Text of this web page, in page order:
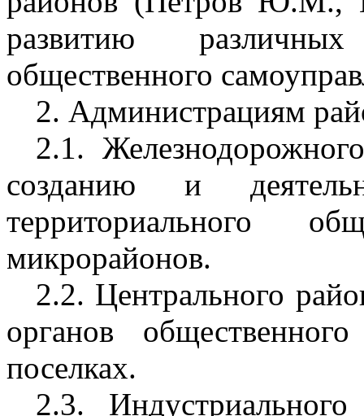
развитию
общественного
2. Администрациям
2.1.
созданию и
территориального
микрорайонов.
2.2. Центрального
органов
поселках.
2.3.